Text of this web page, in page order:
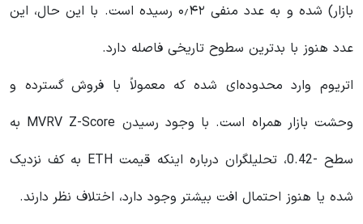
بازار) شده و به عدد منفی ۰٫۴۲ رسیده است. با این حال، این
عدد هنوز با بدترین سطوح تاریخی فاصله دارد.
اتریوم وارد محدوده‌ای شده که معمولاً با فروش گسترده و
وحشت بازار همراه است. با وجود رسیدن MVRV Z-Score به
سطح -0.42، تحلیلگران درباره اینکه قیمت ETH به کف نزدیک
شده یا هنوز احتمال افت بیشتر وجود دارد، اختلاف نظر دارند.